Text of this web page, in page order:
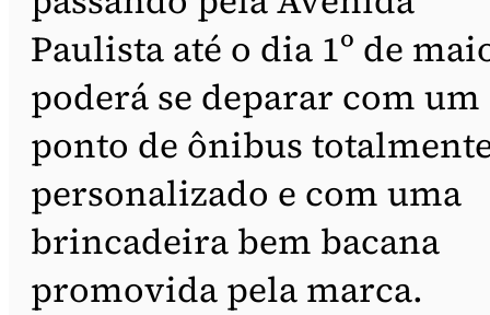
Paulista até o dia 1º de
poderá se deparar com um
ponto de ônibus
personalizado e com uma
brincadeira bem bacana
promovida pela marca.